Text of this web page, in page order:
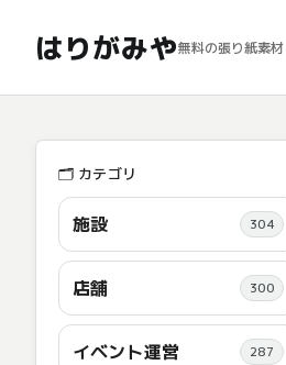
はりがみや無料の張り紙素材
🗂️ カテゴリ
施設 304
店舗 300
イベント運営 287